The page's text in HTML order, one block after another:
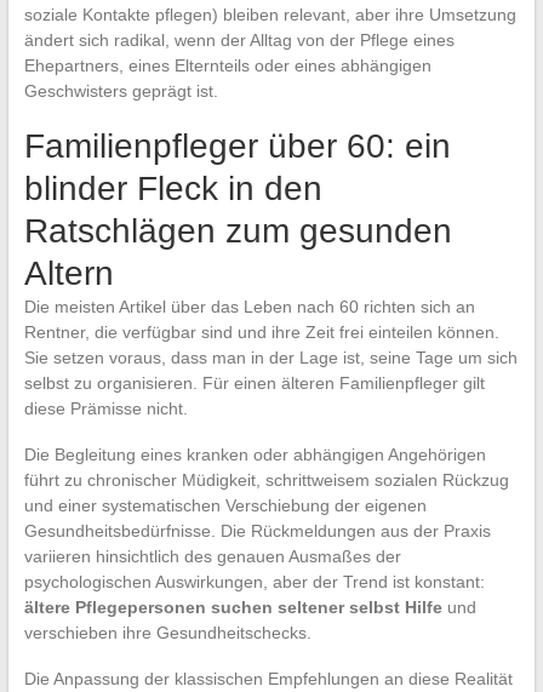
soziale Kontakte pflegen) bleiben relevant, aber ihre Umsetzung
ändert sich radikal, wenn der Alltag von der Pflege eines
Ehepartners, eines Elternteils oder eines abhängigen
Geschwisters geprägt ist.
Familienpfleger über 60: ein
blinder Fleck in den
Ratschlägen zum gesunden
Altern
Die meisten Artikel über das Leben nach 60 richten sich an
Rentner, die verfügbar sind und ihre Zeit frei einteilen können.
Sie setzen voraus, dass man in der Lage ist, seine Tage um sich
selbst zu organisieren. Für einen älteren Familienpfleger gilt
diese Prämisse nicht.
Die Begleitung eines kranken oder abhängigen Angehörigen
führt zu chronischer Müdigkeit, schrittweisem sozialen Rückzug
und einer systematischen Verschiebung der eigenen
Gesundheitsbedürfnisse. Die Rückmeldungen aus der Praxis
variieren hinsichtlich des genauen Ausmaßes der
psychologischen Auswirkungen, aber der Trend ist konstant:
ältere Pflegepersonen suchen seltener selbst Hilfeund
verschieben ihre Gesundheitschecks.
Die Anpassung der klassischen Empfehlungen an diese Realität